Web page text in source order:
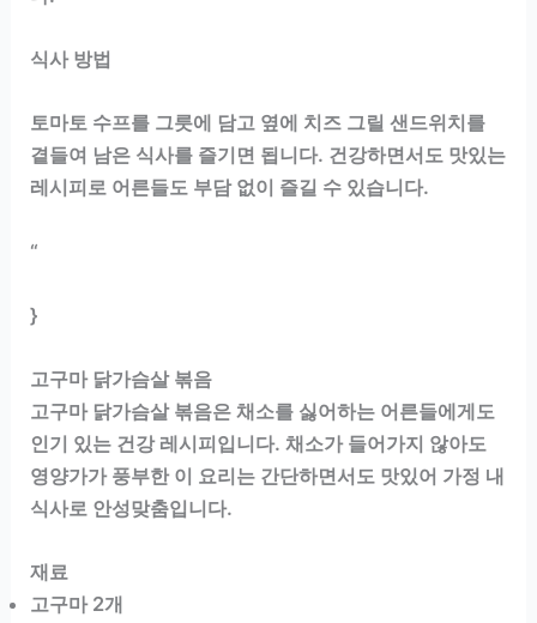
식사 방법
토마토 수프를 그릇에 담고 옆에 치즈 그릴 샌드위치를
곁들여 남은 식사를 즐기면 됩니다. 건강하면서도 맛있는
레시피로 어른들도 부담 없이 즐길 수 있습니다.
“
}
고구마 닭가슴살 볶음
고구마 닭가슴살 볶음은 채소를 싫어하는 어른들에게도
인기 있는 건강 레시피입니다. 채소가 들어가지 않아도
영양가가 풍부한 이 요리는 간단하면서도 맛있어 가정 내
식사로 안성맞춤입니다.
재료
고구마 2개